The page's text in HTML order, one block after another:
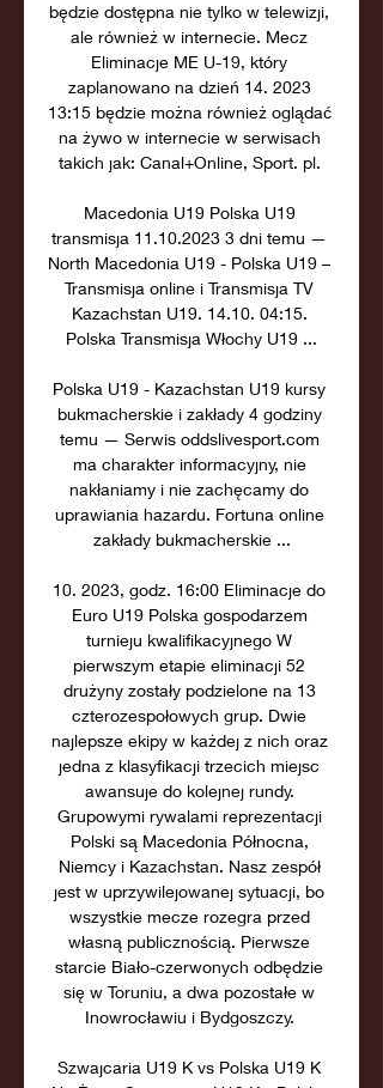
będzie dostępna nie tylko w telewizji,
ale również w internecie. Mecz
Eliminacje ME U-19, który
zaplanowano na dzień 14. 2023
13:15 będzie można również oglądać
na żywo w internecie w serwisach
takich jak: Canal+Online, Sport. pl.
Macedonia U19 Polska U19
transmisja 11.10.2023 3 dni temu —
North Macedonia U19 - Polska U19 –
Transmisja online i Transmisja TV
Kazachstan U19. 14.10. 04:15.
Polska Transmisja Włochy U19 ...
Polska U19 - Kazachstan U19 kursy
bukmacherskie i zakłady 4 godziny
temu — Serwis oddslivesport.com
ma charakter informacyjny, nie
nakłaniamy i nie zachęcamy do
uprawiania hazardu. Fortuna online
zakłady bukmacherskie ...
10. 2023, godz. 16:00 Eliminacje do
Euro U19 Polska gospodarzem
turnieju kwalifikacyjnego W
pierwszym etapie eliminacji 52
drużyny zostały podzielone na 13
czterozespołowych grup. Dwie
najlepsze ekipy w każdej z nich oraz
jedna z klasyfikacji trzecich miejsc
awansuje do kolejnej rundy.
Grupowymi rywalami reprezentacji
Polski są Macedonia Północna,
Niemcy i Kazachstan. Nasz zespół
jest w uprzywilejowanej sytuacji, bo
wszystkie mecze rozegra przed
własną publicznością. Pierwsze
starcie Biało-czerwonych odbędzie
się w Toruniu, a dwa pozostałe w
Inowrocławiu i Bydgoszczy.
Szwajcaria U19 K vs Polska U19 K